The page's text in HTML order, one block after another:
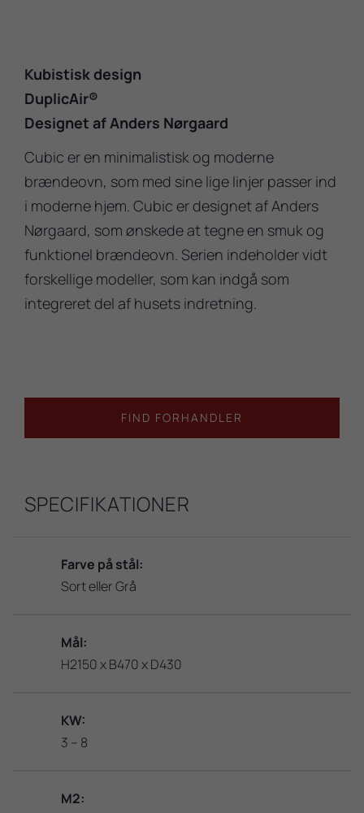
Kubistisk design
DuplicAir®
Designet af Anders Nørgaard
Cubic er en minimalistisk og moderne
brændeovn, som med sine lige linjer passer ind
i moderne hjem. Cubic er designet af Anders
Nørgaard, som ønskede at tegne en smuk og
funktionel brændeovn. Serien indeholder vidt
forskellige modeller, som kan indgå som
integreret del af husets indretning.
FIND FORHANDLER
SPECIFIKATIONER
Farve på stål:
Sort eller Grå
Mål:
H2150 x B470 x D430
KW:
3 – 8
M2: